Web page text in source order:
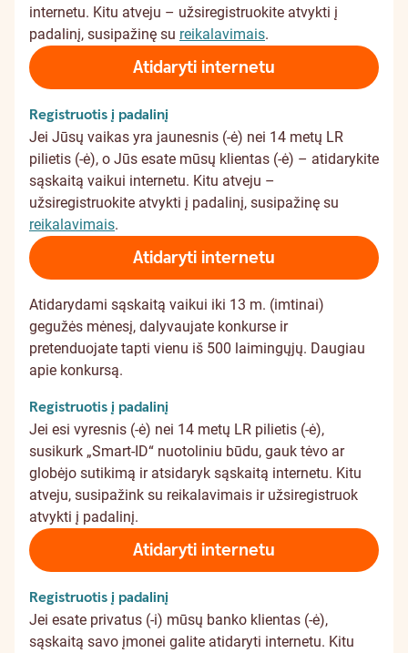
internetu. Kitu atveju – užsiregistruokite atvykti į
padalinį, susipažinę su reikalavimais.
Atidaryti internetu
Registruotis į padalinį
Jei Jūsų vaikas yra jaunesnis (-ė) nei 14 metų LR
pilietis (-ė), o Jūs esate mūsų klientas (-ė) – atidarykite
sąskaitą vaikui internetu. Kitu atveju –
užsiregistruokite atvykti į padalinį, susipažinę su
reikalavimais.
Atidaryti internetu
Atidarydami sąskaitą vaikui iki 13 m. (imtinai)
gegužės mėnesį, dalyvaujate konkurse ir
pretenduojate tapti vienu iš 500 laimingųjų. Daugiau
apie konkursą.
Registruotis į padalinį
Jei esi vyresnis (-ė) nei 14 metų LR pilietis (-ė),
susikurk „Smart-ID“ nuotoliniu būdu, gauk tėvo ar
globėjo sutikimą ir atsidaryk sąskaitą internetu. Kitu
atveju, susipažink su reikalavimais ir užsiregistruok
atvykti į padalinį.
Atidaryti internetu
Registruotis į padalinį
Jei esate privatus (-i) mūsų banko klientas (-ė),
sąskaitą savo įmonei galite atidaryti internetu. Kitu